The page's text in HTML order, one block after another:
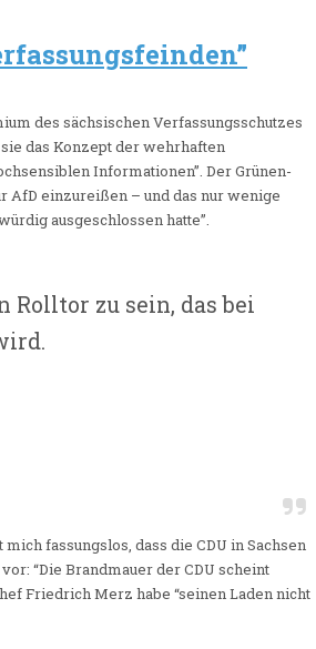
des sächsischen Verfassungsschutzes
das Konzept der wehrhaften
Informationen”. Der Grünen-
AfD einzureißen – und das nur wenige
ausgeschlossen hatte”.
zu sein, das bei
fassungslos, dass die CDU in Sachsen
“Die Brandmauer der CDU scheint
Friedrich Merz habe “seinen Laden nicht